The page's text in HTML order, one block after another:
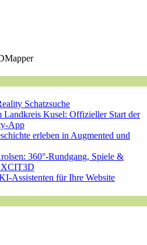
Schatzsuche
Landkreis Kusel: Offizieller Start der
App
erleben in Augmented und
360°-Rundgang, Spiele &
Assistenten für Ihre Website